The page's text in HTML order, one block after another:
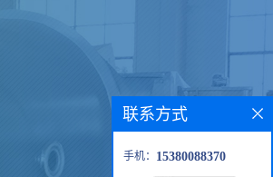
联系方式
手机： 15380088370